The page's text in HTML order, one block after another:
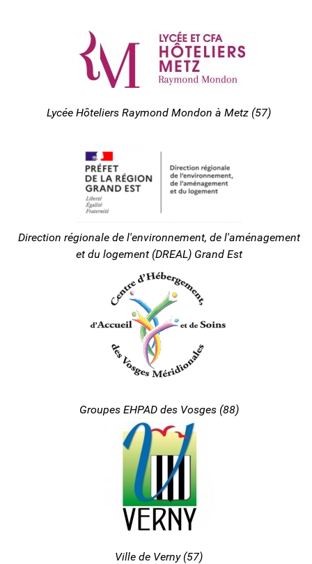
Lycée Hôteliers Raymond Mondon à Metz (57)
Direction régionale de l'environnement, de l'aménagement
et du logement (DREAL) Grand Est
Groupes EHPAD des Vosges (88)
Ville de Verny (57)